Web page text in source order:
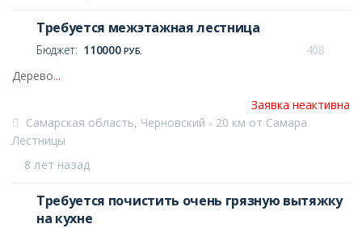
Требуется межэтажная лестница
Бюджет: 110000РУБ.
408
Дерево...
Заявка неактивна
8 лет назад
Самарская область, Черновский - 20 км от Самара
Лестницы
Требуется почистить очень грязную вытяжку
на кухне